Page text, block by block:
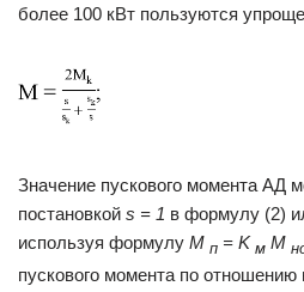
более 100 кВт пользуются
Значение пускового момента АД
постановкой s = 1 в формулу (2)
используя формулу M п = K м M
пускового момента по отношению